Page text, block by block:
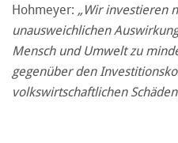
Hohmeyer: „Wir investieren
unausweichlichen
Mensch und Umwelt zu
gegenüber den
volkswirtschaftlichen